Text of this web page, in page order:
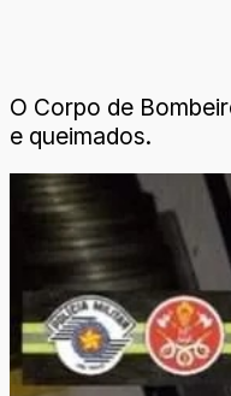
O Corpo de
e queimados.